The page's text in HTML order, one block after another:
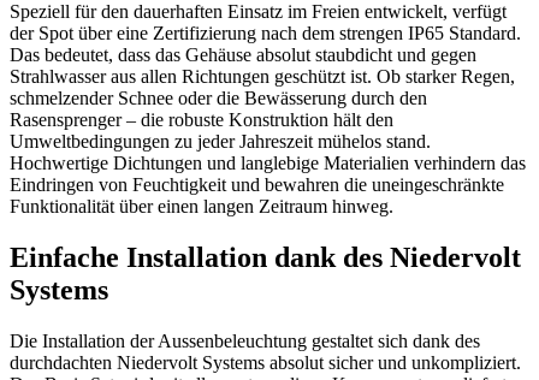
Speziell für den dauerhaften Einsatz im Freien entwickelt, verfügt
der Spot über eine Zertifizierung nach dem strengen IP65 Standard.
Das bedeutet, dass das Gehäuse absolut staubdicht und gegen
Strahlwasser aus allen Richtungen geschützt ist. Ob starker Regen,
schmelzender Schnee oder die Bewässerung durch den
Rasensprenger – die robuste Konstruktion hält den
Umweltbedingungen zu jeder Jahreszeit mühelos stand.
Hochwertige Dichtungen und langlebige Materialien verhindern das
Eindringen von Feuchtigkeit und bewahren die uneingeschränkte
Funktionalität über einen langen Zeitraum hinweg.
Einfache Installation dank des Niedervolt
Systems
Die Installation der Aussenbeleuchtung gestaltet sich dank des
durchdachten Niedervolt Systems absolut sicher und unkompliziert.